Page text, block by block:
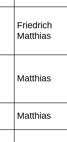
Friedrich
Matthias
Matthias
Matthias